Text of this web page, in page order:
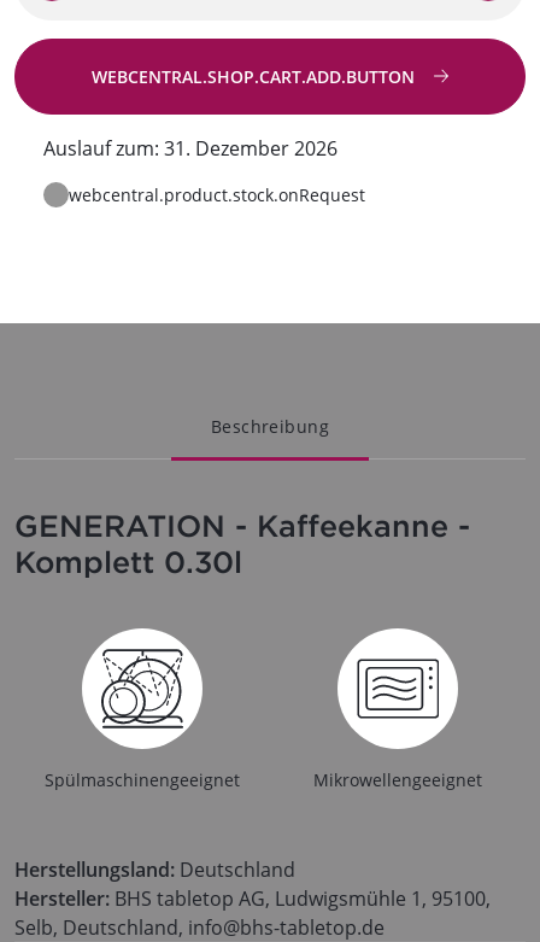
WEBCENTRAL.SHOP.CART.ADD.BUTTON
Auslauf zum: 31. Dezember 2026
webcentral.product.stock.onRequest
Beschreibung
GENERATION - Kaffeekanne -
Komplett 0.30l
Spülmaschinengeeignet Mikrowellengeeignet
Herstellungsland: Deutschland
Hersteller: BHS tabletop AG, Ludwigsmühle 1, 95100,
Selb, Deutschland, info@bhs-tabletop.de